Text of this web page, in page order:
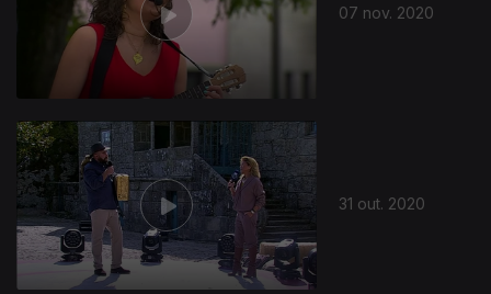
07 nov. 2020
31 out. 2020
514792